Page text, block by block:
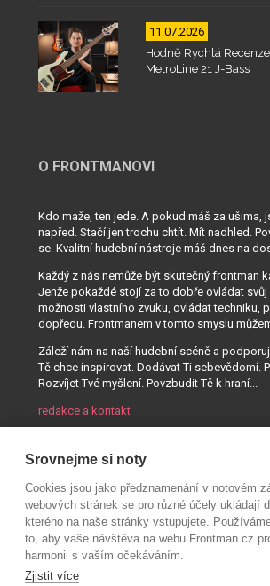
11.07.2026
Hodně Rychlá
MetroLine 21 J-Bass
O FRONTMANOVI
Kdo maže, ten jede. A pokud máš za ušima,
napřed. Stačí jen trochu chtít. Mít nadhled.
se. Kvalitní hudební nástroje máš dnes na
Každý z nás nemůže být skutečný frontman
Jenže pokaždé stojí za to dobře ovládat svůj
možnosti vlastního zvuku, ovládat techniku,
dopředu. Frontmanem v tomto smyslu
Záleží nám na naší hudební scéně a
Tě chce inspirovat. Dodávat Ti sebevědomí.
Rozvíjet Tvé myšlení. Povzbudit Tě k hraní...
redakce a kontakt
Srovnejme si noty
Cookies jsou jako předznamenání v notovém
webových stránek se pro různé účely ukládají
kterého na naše stránky vstupujete.
to, aby vaše návštěva na webu Frontman.cz
harmonii s vaším očekáváním.
Zjistit více